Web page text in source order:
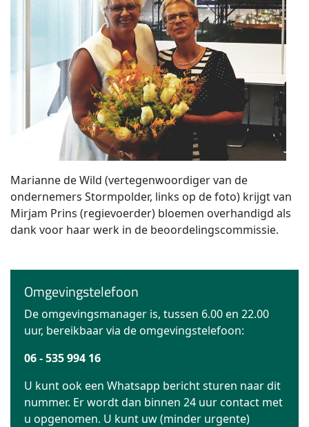
Marianne de Wild (vertegenwoordiger van de
ondernemers Stormpolder, links op de foto) krijgt van
Mirjam Prins (regievoerder) bloemen overhandigd als
dank voor haar werk in de beoordelingscommissie.
Omgevingstelefoon
De omgevingsmanager is, tussen 6.00 en 22.00
uur, bereikbaar via de omgevingstelefoon:
06 - 535 994 16
U kunt ook een Whatsapp bericht sturen naar dit
nummer. Er wordt dan binnen 24 uur contact met
u opgenomen. U kunt uw (minder urgente)